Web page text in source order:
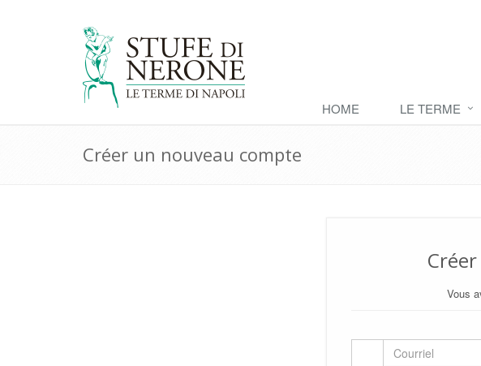
HOME LE TERME
Créer un nouveau compte
Vous